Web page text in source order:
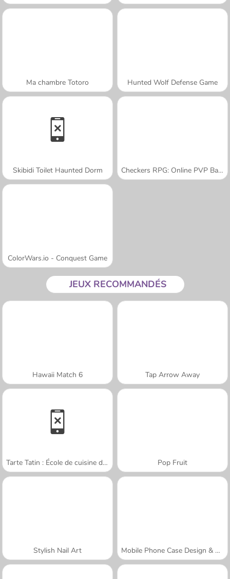
Ma chambre Totoro Hunted Wolf Defense Game
Skibidi Toilet Haunted Dorm Checkers RPG: Online PVP Battle
ColorWars.io - Conquest Game
JEUX RECOMMANDÉS
Hawaii Match 6 Tap Arrow Away
Tarte Tatin : École de cuisine de Sara Pop Fruit
Stylish Nail Art Mobile Phone Case Design & DIY